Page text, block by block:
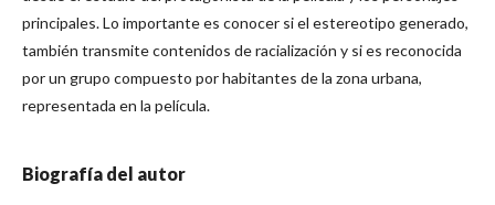
principales. Lo importante es conocer si el estereotipo generado,
también transmite contenidos de racialización y si es reconocida
por un grupo compuesto por habitantes de la zona urbana,
representada en la película.
Biografía del autor